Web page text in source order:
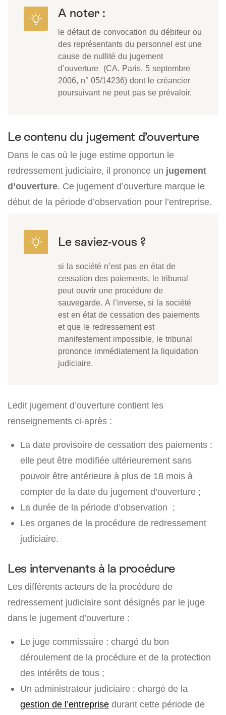
A noter :
le défaut de convocation du débiteur ou
des représentants du personnel est une
cause de nullité du jugement
d’ouverture (CA. Paris, 5 septembre
2006, n° 05/14236) dont le créancier
poursuivant ne peut pas se prévaloir.
Le contenu du jugement d’ouverture
Dans le cas où le juge estime opportun le
redressement judiciaire, il prononce un jugement
d’ouverture. Ce jugement d’ouverture marque le
début de la période d’observation pour l’entreprise.
si la société n’est pas en état de
cessation des paiements, le tribunal
peut ouvrir une procédure de
sauvegarde. A l’inverse, si la société
est en état de cessation des paiements
et que le redressement est
manifestement impossible, le tribunal
prononce immédiatement la liquidation
judiciaire.
Ledit jugement d’ouverture contient les
renseignements ci-après :
La date provisoire de cessation des paiements :
elle peut être modifiée ultérieurement sans
pouvoir être antérieure à plus de 18 mois à
compter de la date du jugement d’ouverture ;
La durée de la période d’observation ;
Les organes de la procédure de redressement
judiciaire.
Les intervenants à la procédure
Les différents acteurs de la procédure de
redressement judiciaire sont désignés par le juge
dans le jugement d’ouverture :
Le juge commissaire : chargé du bon
déroulement de la procédure et de la protection
des intérêts de tous ;
Un administrateur judiciaire : chargé de la
gestion de l’entreprise durant cette période de